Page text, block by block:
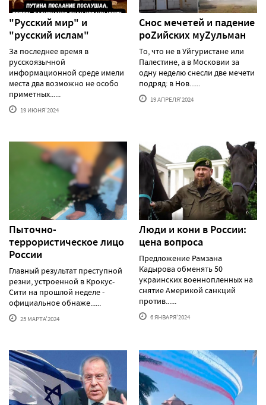
"Русский мир" и
"русский ислам"
За последнее время в
русскоязычной
информационной среде имели
места два возможно не особо
приметных......
19 ИЮНЯ'2024
Снос мечетей и падение
роZийских муZульман
То, что не в Уйгуристане или
Палестине, а в Московии за
одну неделю снесли две мечети
подряд: в Нов......
19 АПРЕЛЯ'2024
Пыточно-
террористическое лицо
России
Главный результат преступной
резни, устроенной в Крокус-
Сити на прошлой неделе -
официальное обнаже......
25 МАРТА'2024
Люди и кони в России:
цена вопроса
Предложение Рамзана
Кадырова обменять 50
украинских военнопленных на
снятие Америкой санкций
против......
6 ЯНВАРЯ'2024